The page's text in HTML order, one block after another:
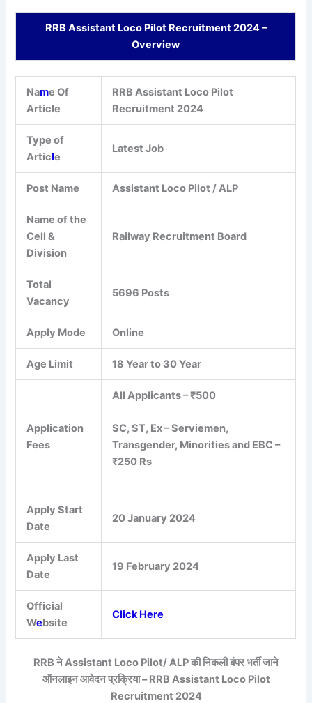
RRB Assistant Loco Pilot Recruitment 2024 –
Overview
Name Of
Article
RRB Assistant Loco Pilot
Recruitment 2024
Type of
Article
Latest Job
Post Name Assistant Loco Pilot / ALP
Name of the
Cell &
Division
Railway Recruitment Board
Total
Vacancy
5696 Posts
Apply Mode Online
Age Limit 18 Year to 30 Year
Application
Fees
All Applicants – ₹500
SC, ST, Ex – Serviemen,
Transgender, Minorities and EBC –
₹250 Rs
Apply Start
Date
20 January 2024
Apply Last
Date
19 February 2024
Official
Website
Click Here
RRB ने Assistant Loco Pilot/ ALP की निकली बंपर भर्ती जाने
ऑनलाइन आवेदन प्रक्रिया – RRB Assistant Loco Pilot
Recruitment 2024